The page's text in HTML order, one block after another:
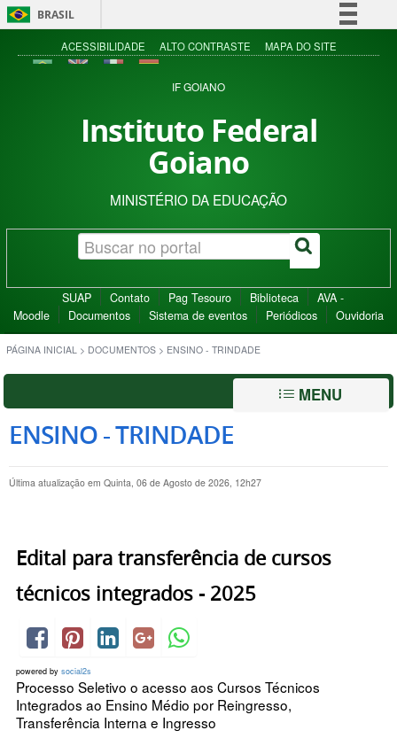
BRASIL
Simplifique!
Acesso à informação
ACESSIBILIDADE ALTO CONTRASTE MAPA DO SITE
IF GOIANO
Instituto Federal
Goiano
MINISTÉRIO DA EDUCAÇÃO
SUAP Contato Pag Tesouro Biblioteca
AVA -
Moodle
Documentos Sistema de eventos Periódicos Ouvidoria
PÁGINA INICIAL > DOCUMENTOS > ENSINO - TRINDADE
MENU
ENSINO - TRINDADE
Última atualização em Quinta, 06 de Agosto de 2026, 12h27
Edital para transferência de cursos
técnicos integrados - 2025
powered by social2s
Processo Seletivo o acesso aos Cursos Técnicos
Integrados ao Ensino Médio por Reingresso,
Transferência Interna e Ingresso